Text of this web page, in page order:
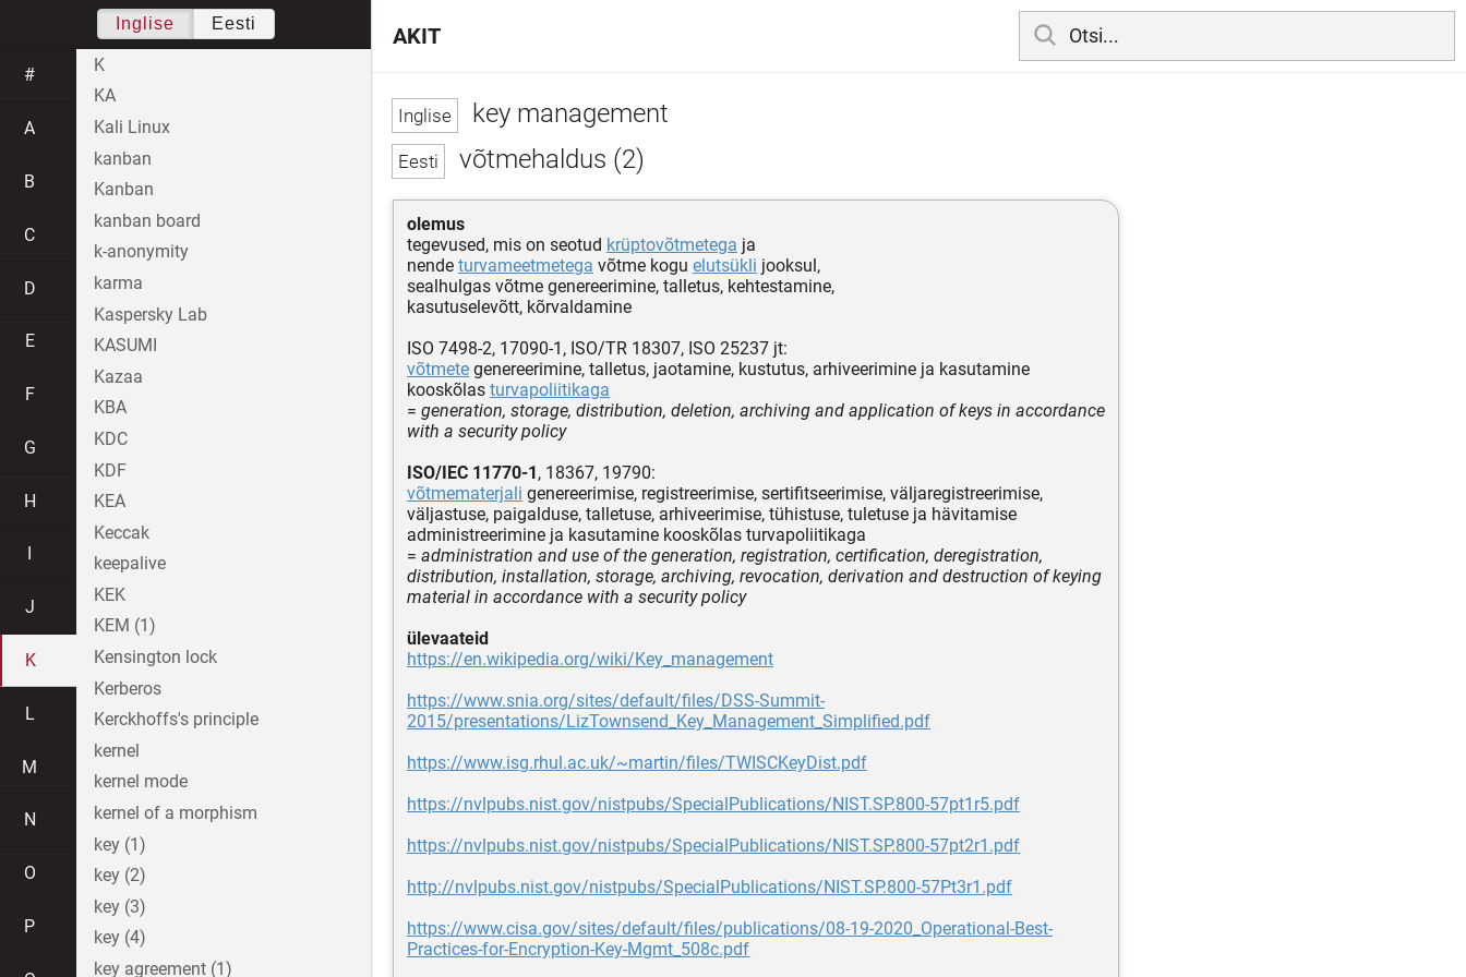
key management
võtmehaldus (2)
olemus
tegevused, mis on seotud krüptovõtmetega ja
nende turvameetmetega võtme kogu elutsükli jooksul,
sealhulgas võtme genereerimine, talletus, kehtestamine,
kasutuselevõtt, kõrvaldamine
ISO 7498-2, 17090-1, ISO/TR 18307, ISO 25237 jt:
võtmete genereerimine, talletus, jaotamine, kustutus, arhiveerimine ja kasutamine
kooskõlas turvapoliitikaga
= generation, storage, distribution, deletion, archiving and application of keys in accordance
with a security policy
ISO/IEC 11770-1, 18367, 19790:
võtmematerjali genereerimise, registreerimise, sertifitseerimise, väljaregistreerimise,
väljastuse, paigalduse, talletuse, arhiveerimise, tühistuse, tuletuse ja hävitamise
administreerimine ja kasutamine kooskõlas turvapoliitikaga
= administration and use of the generation, registration, certification, deregistration,
distribution, installation, storage, archiving, revocation, derivation and destruction of keying
material in accordance with a security policy
ülevaateid
https://en.wikipedia.org/wiki/Key_management
https://www.snia.org/sites/default/files/DSS-Summit-
2015/presentations/LizTownsend_Key_Management_Simplified.pdf
https://www.isg.rhul.ac.uk/~martin/files/TWISCKeyDist.pdf
https://nvlpubs.nist.gov/nistpubs/SpecialPublications/NIST.SP.800-57pt1r5.pdf
https://nvlpubs.nist.gov/nistpubs/SpecialPublications/NIST.SP.800-57pt2r1.pdf
http://nvlpubs.nist.gov/nistpubs/SpecialPublications/NIST.SP.800-57Pt3r1.pdf
https://www.cisa.gov/sites/default/files/publications/08-19-2020_Operational-Best-
Practices-for-Encryption-Key-Mgmt_508c.pdf
AKIT
Inglise Eesti
#
A
B
C
D
E
F
G
H
J
K
L
M
N
O
P
K
KA
Kali Linux
kanban
Kanban
kanban board
k-anonymity
karma
Kaspersky Lab
KASUMI
Kazaa
KBA
KDC
KDF
KEA
Keccak
keepalive
KEK
KEM (1)
Kensington lock
Kerberos
Kerckhoffs's principle
kernel
kernel mode
kernel of a morphism
key (1)
key (2)
key (3)
key (4)
key agreement (1)